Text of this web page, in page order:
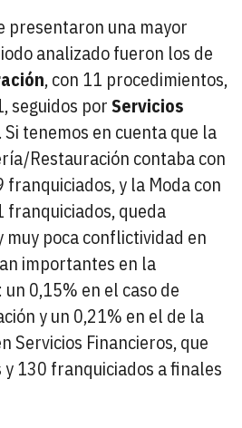
presentaron una mayor
analizado fueron los de
, con 11 procedimientos,
seguidos porServicios
Si tenemos en cuenta que la
Restauración contaba con
franquiciados, y la Moda con
franquiciados, queda
muy poca conflictividad en
importantes en la
0,15% en el caso de
y un 0,21% en el de la
Servicios Financieros, que
130 franquiciados a finales